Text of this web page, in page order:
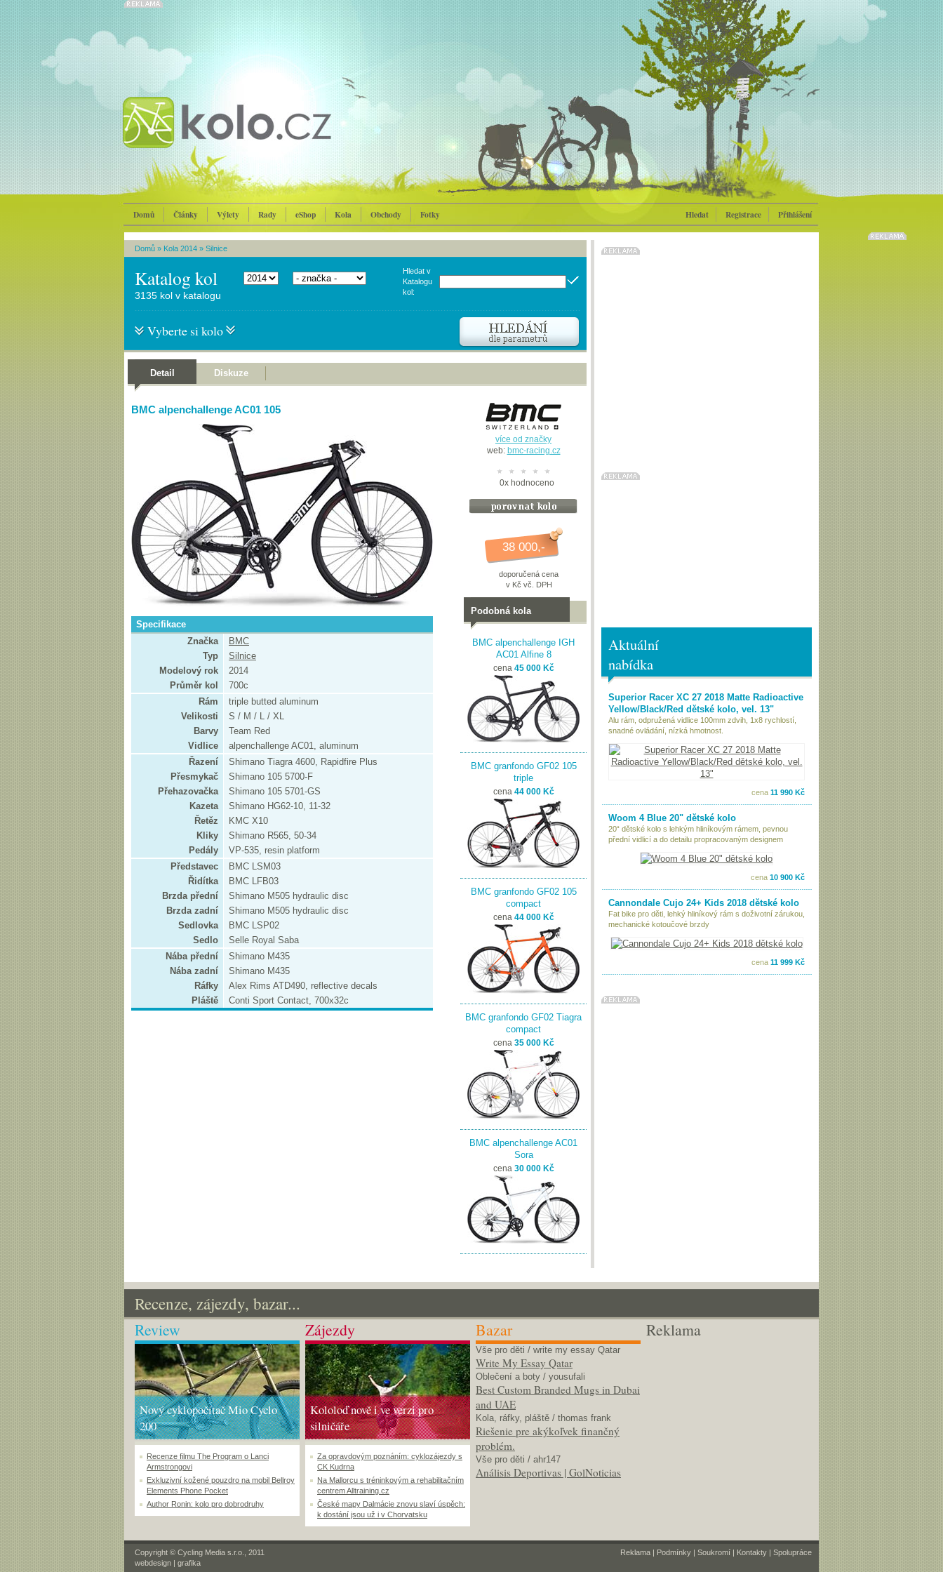
Domů Články Výlety Rady eShop Kola Obchody Fotky Hledat Registrace Přihlášení
Domů » Kola 2014 » Silnice
Katalog kol
Hledat v
Katalogu
kol:
3135 kol v katalogu
Vyberte si kolo
Detail Diskuze
BMC alpenchallenge AC01 105
Specifikace
Značka
BMC
Typ
Silnice
Modelový rok
2014
Průměr kol
700c
Rám
triple butted aluminum
Velikosti
S / M / L / XL
Barvy
Team Red
Vidlice
alpenchallenge AC01, aluminum
Řazení
Shimano Tiagra 4600, Rapidfire Plus
Přesmykač
Shimano 105 5700-F
Přehazovačka
Shimano 105 5701-GS
Kazeta
Shimano HG62-10, 11-32
Řetěz
KMC X10
Kliky
Shimano R565, 50-34
Pedály
VP-535, resin platform
Představec
BMC LSM03
Řidítka
BMC LFB03
Brzda přední
Shimano M505 hydraulic disc
Brzda zadní
Shimano M505 hydraulic disc
Sedlovka
BMC LSP02
Sedlo
Selle Royal Saba
Nába přední
Shimano M435
Nába zadní
Shimano M435
Ráfky
Alex Rims ATD490, reflective decals
Pláště
Conti Sport Contact, 700x32c
více od značky
web: bmc-racing.cz
0xhodnoceno
38 000,-
doporučená cena
v Kč vč. DPH
Podobná kola
BMC alpenchallenge IGH
AC01 Alfine 8
cena 45 000 Kč
BMC granfondo GF02 105
triple
cena 44 000 Kč
BMC granfondo GF02 105
compact
cena 44 000 Kč
BMC granfondo GF02 Tiagra
compact
cena 35 000 Kč
BMC alpenchallenge AC01
Sora
cena 30 000 Kč
Aktuální
nabídka
Superior Racer XC 27 2018 Matte Radioactive
Yellow/Black/Red dětské kolo, vel. 13"
Alu rám, odpružená vidlice 100mm zdvih, 1x8 rychlostí,
snadné ovládání, nízká hmotnost.
cena 11 990 Kč
Woom 4 Blue 20" dětské kolo
20“ dětské kolo s lehkým hliníkovým rámem, pevnou
přední vidlicí a do detailu propracovaným designem
cena 10 900 Kč
Cannondale Cujo 24+ Kids 2018 dětské kolo
Fat bike pro děti, lehký hliníkový rám s doživotní zárukou,
mechanické kotoučové brzdy
cena 11 999 Kč
Recenze, zájezdy, bazar...
Review
Nový cyklopočítač Mio Cyclo
200
Recenze filmu The Program o Lanci
Armstrongovi
Exkluzivní kožené pouzdro na mobil Bellroy
Elements Phone Pocket
Author Ronin: kolo pro dobrodruhy
Zájezdy
Kololoď nově i ve verzi pro
silničáře
Za opravdovým poznáním: cyklozájezdy s
CK Kudrna
Na Mallorcu s tréninkovým a rehabilitačním
centrem Alltraining.cz
České mapy Dalmácie znovu slaví úspěch:
k dostání jsou už i v Chorvatsku
Bazar
Vše pro děti / write my essay Qatar
Write My Essay Qatar
Oblečení a boty / yousufali
Best Custom Branded Mugs in Dubai
and UAE
Kola, ráfky, pláště / thomas frank
Riešenie pre akýkoľvek finančný
problém.
Vše pro děti / ahr147
Análisis Deportivas | GolNoticias
Reklama
Copyright © Cycling Media s.r.o., 2011
webdesign | grafika
Reklama | Podmínky | Soukromí | Kontakty | Spolupráce